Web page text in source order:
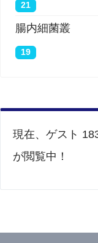
21
腸内細菌叢
19
現在、ゲスト
が閲覧中！